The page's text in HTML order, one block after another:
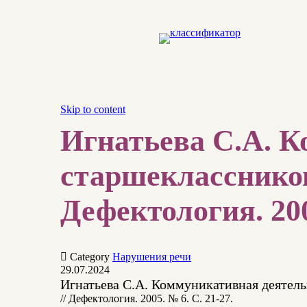
Skip to content
Игнатьева С.А.
Дефектология.
 Category Нарушения речи
29.07.2024
Игнатьева С.А. Коммуникативная
// Дефектология. 2005. № 6. С. 21-27.